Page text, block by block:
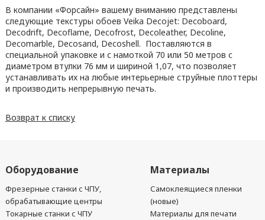
В компании «Форсайн» вашему вниманию представлены
следующие текстуры обоев Veika Decojet: Decoboard,
Decodrift, Decoflame, Decofrost, Decoleather, Decoline,
Decomarble, Decosand, Decoshell. Поставляются в
специальной упаковке и с намоткой 70 или 50 метров с
диаметром втулки 76 мм и шириной 1,07, что позволяет
устанавливать их на любые интерьерные струйные плоттеры
и производить непрерывную печать.
Возврат к списку
Оборудование
Фрезерные станки с ЧПУ,
обрабатывающие центры
Токарные станки с ЧПУ
Материалы
Самоклеящиеся пленки
(новые)
Материалы для печати